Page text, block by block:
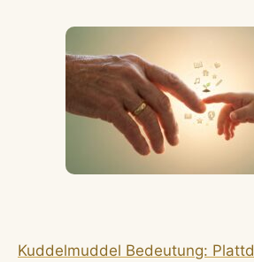
Kuddelmuddel Bedeutung: